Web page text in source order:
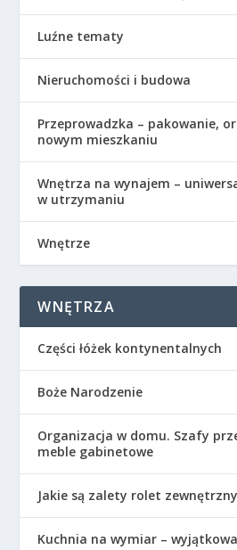
Luźne tematy
Nieruchomości i budowa
Przeprowadzka – pakowanie,
nowym mieszkaniu
Wnętrza na wynajem –
w utrzymaniu
Wnętrze
WNĘTRZA
Części łóżek kontynentalnych
Boże Narodzenie
Organizacja w domu. Szafy
meble gabinetowe
Jakie są zalety rolet
Kuchnia na wymiar –